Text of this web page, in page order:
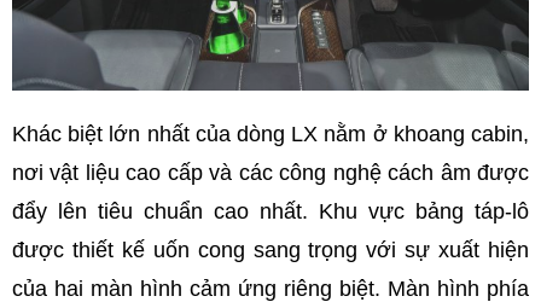
Khác biệt lớn nhất của dòng LX nằm ở khoang cabin,
nơi vật liệu cao cấp và các công nghệ cách âm được
đẩy lên tiêu chuẩn cao nhất. Khu vực bảng táp-lô
được thiết kế uốn cong sang trọng với sự xuất hiện
của hai màn hình cảm ứng riêng biệt. Màn hình phía